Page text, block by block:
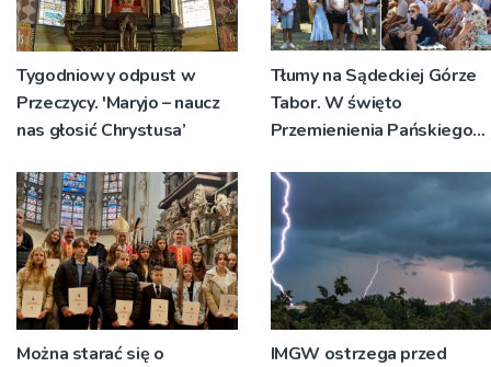
Tygodniowy odpust w
Przeczycy. 'Maryjo – naucz
nas głosić Chrystusa’
Tłumy na Sądeckiej Górze
Tabor. W święto
Przemienienia Pańskiego
znaczeniu Sakramentów
[ZDJĘCIA]
Można starać się o
IMGW ostrzega przed